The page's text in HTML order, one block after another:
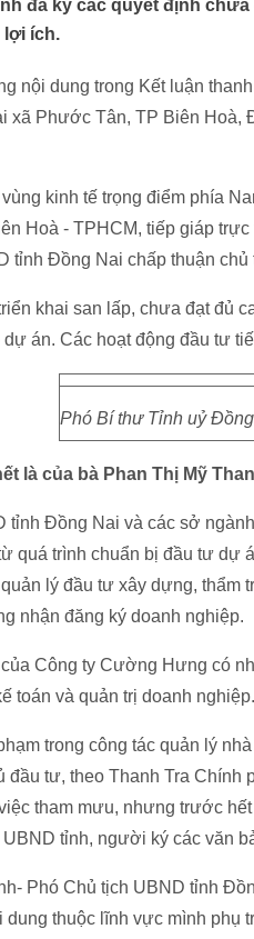
đã ký các quyết định
ích.
nội dung trong Kết luận
xã Phước Tân, TP Biên
kinh tế trọng điểm phía
Hoà - TPHCM, tiếp giáp
tỉnh Đồng Nai chấp thuận
khai san lấp, chưa đạt đủ
án. Các hoạt động đầu tư
Phó Bí thư Tỉnh uỷ
là của bà Phan Thị Mỹ
tỉnh Đồng Nai và các sở
quá trình chuẩn bị đầu tư dự
lý đầu tư xây dựng, thẩm
nhận đăng ký doanh nghiệp.
Công ty Cường Hưng có
toán và quản trị doanh nghiệp.
trong công tác quản lý
tư, theo Thanh Tra Chính
tham mưu, nhưng trước
tỉnh, người ký các văn
Phó Chủ tịch UBND tỉnh
dung thuộc lĩnh vực mình phụ